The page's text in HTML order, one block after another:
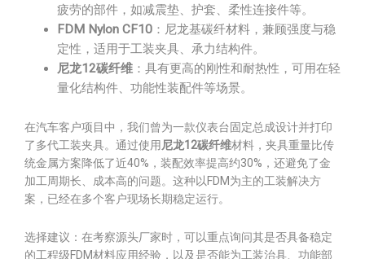
疲劳的部件，如减震垫、护套、柔性连接件等。
FDM Nylon CF10 ：尼龙基碳纤材料，兼顾强度与稳
定性，适用于工装夹具、承力结构件。
尼龙12碳纤维 ：具有更高的刚性和耐热性，可用在轻
量化结构件、功能性装配件等场景。
在汽车客户项目中，我们曾为一款仪表台固定总成设计并打印
了多代工装夹具。通过使用 尼龙12碳纤维材料，夹具重量比传
统金属方案降低了近40%，装配效率提高约30%，还避免了金
加工周期长、成本高的问题。这种以FDM为主的工装解决方
案，已经在多个客户现场长期稳定运行。
选择建议：在考察源头厂家时，可以重点询问其是否具备稳定
的工程级FDM材料应用经验，以及是否能为工装治具、功能部